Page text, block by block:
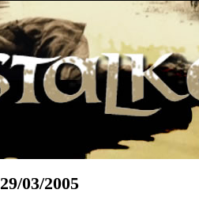
29/03/2005